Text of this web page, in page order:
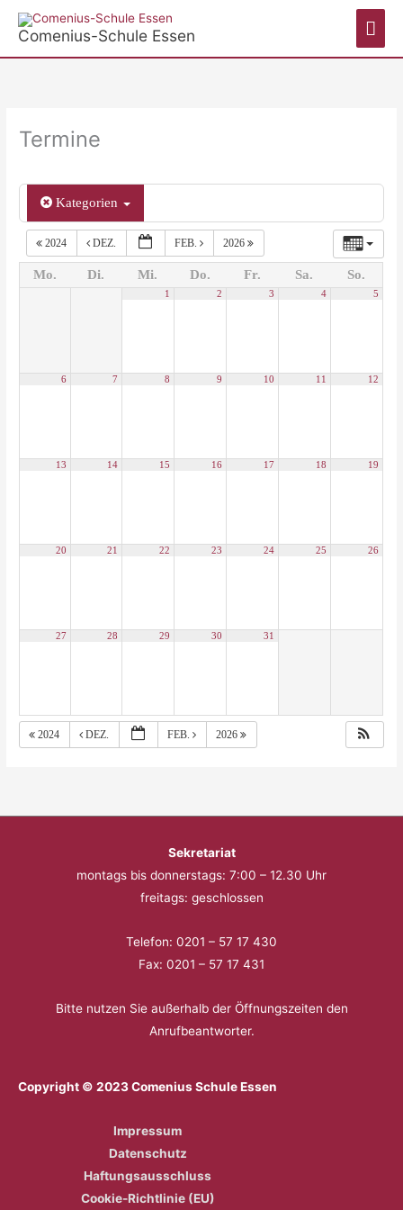
InhaltComenius-Schule Essen
Termine
Kategorien
2024 DEZ. FEB. 2026
Mo. Di. Mi. Do. Fr. Sa. So.
1 2 3 4 5
6 7 8 9 10 11 12
13 14 15 16 17 18 19
20 21 22 23 24 25 26
27 28 29 30 31
2024 DEZ. FEB. 2026
Sekretariat
montags bis donnerstags: 7:00 – 12.30 Uhr
freitags: geschlossen
Telefon: 0201 – 57 17 430
Fax: 0201 – 57 17 431
Bitte nutzen Sie außerhalb der Öffnungszeiten den
Anrufbeantworter.
Copyright © 2023 Comenius Schule Essen
Impressum
Datenschutz
Haftungsausschluss
Cookie-Richtlinie (EU)